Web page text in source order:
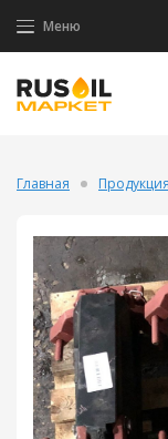
Меню
Главная